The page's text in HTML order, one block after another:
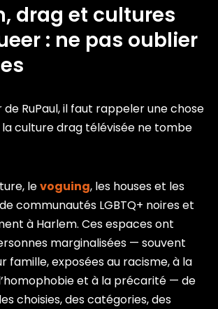
drag et cultures
: ne pas oublier
RuPaul, il faut rappeler une chose
culture drag télévisée ne tombe
levoguing, les houses et les
communautés LGBTQ+ noires et
à Harlem. Ces espaces ont
marginalisées — souvent
famille, exposées au racisme, à la
et à la précarité — de
choisies, des catégories, des